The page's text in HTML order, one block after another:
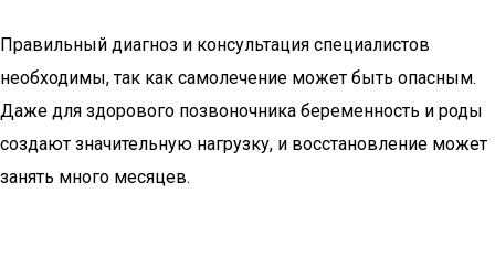
Правильный диагноз и консультация специалистов
необходимы, так как самолечение может быть опасным.
Даже для здорового позвоночника беременность и роды
создают значительную нагрузку, и восстановление может
занять много месяцев.